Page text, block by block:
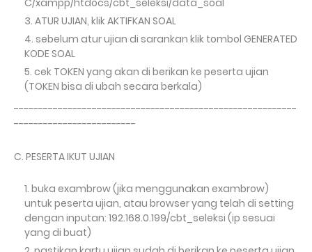
ATUR UJIAN, klik AKTIFKAN SOAL
sebelum atur ujian di sarankan klik tombol GENERATED
KODE SOAL
cek TOKEN yang akan di berikan ke peserta ujian
(TOKEN bisa di ubah secara berkala)
----------------------------------------------------------
-------------------------
C. PESERTA IKUT UJIAN
buka exambrow (jika menggunakan exambrow)
untuk peserta ujian, atau browser yang telah di setting
dengan inputan: 192.168.0.199/cbt_seleksi (ip sesuai
yang di buat)